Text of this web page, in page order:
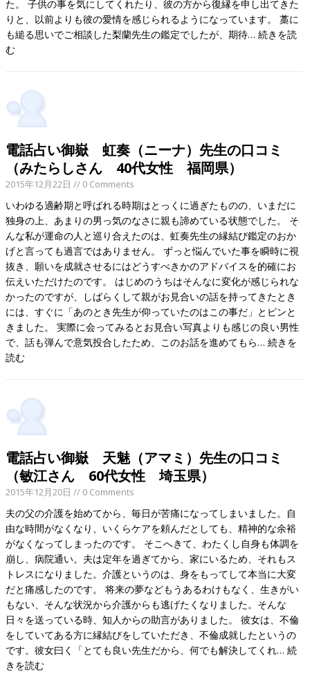
た。 子供の事を気にしてくれたり、彼の方から復縁を申し出てきた
りと、以前よりも彼の愛情を感じられるようになっています。 藁に
も縋る思いでご相談した梨蘭先生の鑑定でしたが、期待…続きを読
む
電話占い御嶽 虹奏（ニーナ）先生の口コミ
（みたらしさん 40代女性 福岡県）
2015年12月22日 // 0 Comments
いわゆる適齢期と呼ばれる時期はとっくに過ぎたものの、いまだに
独身の上、あまりの男っ気のなさに親も諦めている状態でした。 そ
んな私が運命の人と巡り合えたのは、虹奏先生の縁結び鑑定のおか
げと言っても過言ではありません。 ずっと悩んでいた事を瞬時に視
抜き、願いを成就させるにはどうすべきかのアドバイスを的確にお
伝えいただけたのです。 はじめのうちはそんなに変化が感じられな
かったのですが、しばらくして親がお見合いの話を持ってきたとき
には、すぐに「あのとき先生が仰っていたのはこの事だ」とピンと
きました。 実際に会ってみるとお見合い写真よりも感じの良い男性
で、話も弾んで意気投合したため、このお話を進めてもら…続きを
読む
電話占い御嶽 天魅（アマミ）先生の口コミ
（敏江さん 60代女性 埼玉県）
2015年12月20日 // 0 Comments
夫の父の介護を始めてから、毎日が苦痛になってしまいました。自
由な時間がなくなり、いくらケアを頼んだとしても、精神的な余裕
がなくなってしまったのです。 そこへきて、わたくし自身も体調を
崩し、病院通い。夫は定年を過ぎてから、家にいるため、それもス
トレスになりました。介護というのは、身をもってして本当に大変
だと痛感したのです。 将来の夢などもうあるわけもなく、生きがい
もない、そんな状況から介護からも逃げたくなりました。そんな
日々を送っている時、知人からの助言がありました。 彼女は、不倫
をしていてある方に縁結びをしていただき、不倫成就したというの
です。彼女曰く「とても良い先生だから、何でも解決してくれ…続
きを読む